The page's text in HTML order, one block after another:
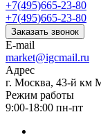
+7(495)665-23-80
+7(495)665-23-80
Заказать звонок
E-mail
market@igcmail.ru
Адрес
г. Москва, 43-й км
Режим работы
9:00-18:00 пн-пт